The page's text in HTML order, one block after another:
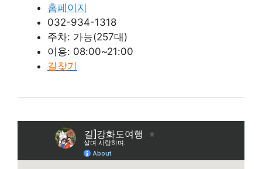
홈페이지
032-934-1318
주차: 가능(257대)
이용: 08:00~21:00
길찾기